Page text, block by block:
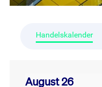
Handelskalender
August 26